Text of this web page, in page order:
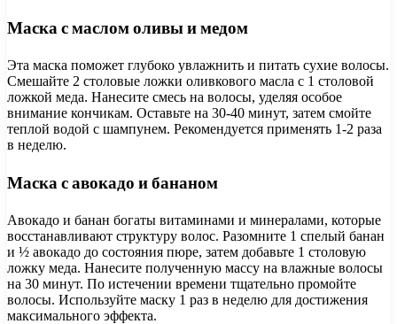
Маска с маслом оливы и медом
Эта маска поможет глубоко увлажнить и питать сухие волосы.
Смешайте 2 столовые ложки оливкового масла с 1 столовой
ложкой меда. Нанесите смесь на волосы, уделяя особое
внимание кончикам. Оставьте на 30-40 минут, затем смойте
теплой водой с шампунем. Рекомендуется применять 1-2 раза
в неделю.
Маска с авокадо и бананом
Авокадо и банан богаты витаминами и минералами, которые
восстанавливают структуру волос. Разомните 1 спелый банан
и ½ авокадо до состояния пюре, затем добавьте 1 столовую
ложку меда. Нанесите полученную массу на влажные волосы
на 30 минут. По истечении времени тщательно промойте
волосы. Используйте маску 1 раз в неделю для достижения
максимального эффекта.